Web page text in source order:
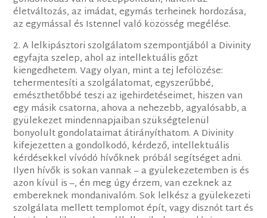
életváltozás, az imádat, egymás terheinek hordozása,
az egymással és Istennel való közösség megélése.
2. A lelkipásztori szolgálatom szempontjából a Divinity
egyfajta szelep, ahol az intellektuális gőzt
kiengedhetem. Vagy olyan, mint a tej lefölözése:
tehermentesíti a szolgálatomat, egyszerűbbé,
emészthetőbbé teszi az igehirdetéseimet, hiszen van
egy másik csatorna, ahova a nehezebb, agyalósabb, a
gyülekezet mindennapjaiban szükségtelenül
bonyolult gondolataimat átirányíthatom. A Divinity
kifejezetten a gondolkodó, kérdező, intellektuális
kérdésekkel vívódó hívőknek próbál segítséget adni.
Ilyen hívők is sokan vannak – a gyülekezetemben is és
azon kívül is –, én meg úgy érzem, van ezeknek az
embereknek mondanivalóm. Sok lelkész a gyülekezeti
szolgálata mellett templomot épít, vagy disznót tart és